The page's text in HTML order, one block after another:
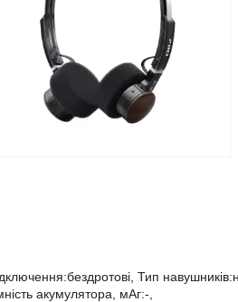
Тип
акумулятора, мАг:-,